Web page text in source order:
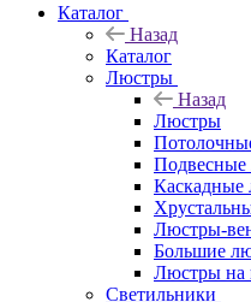
Каталог
Назад
Каталог
Люстры
Назад
Люстры
Каскадные
Люстры-
Большие
Люстры на
Светильники